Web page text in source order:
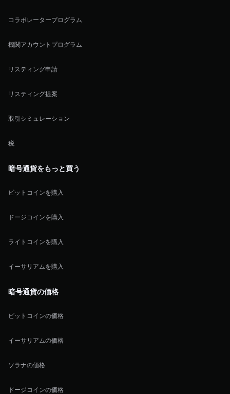
コラボレータープログラム
機関アカウントプログラム
リスティング申請
リスティング提案
取引シミュレーション
税
暗号通貨をもっと買う
ビットコインを購入
ドージコインを購入
ライトコインを購入
イーサリアムを購入
暗号通貨の価格
ビットコインの価格
イーサリアムの価格
ソラナの価格
ドージコインの価格